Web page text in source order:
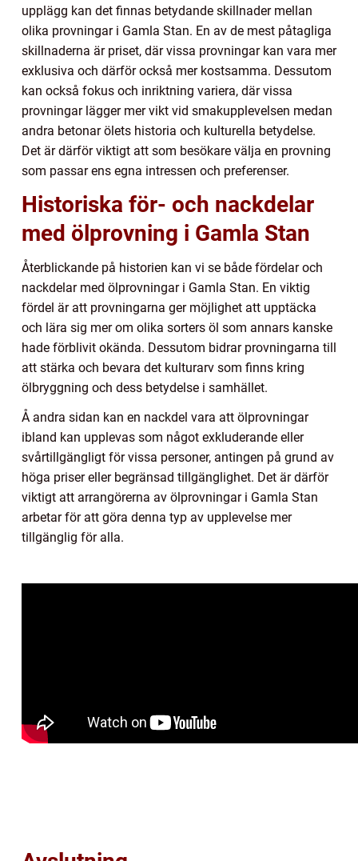
upplägg kan det finnas betydande skillnader mellan
olika provningar i Gamla Stan. En av de mest påtagliga
skillnaderna är priset, där vissa provningar kan vara mer
exklusiva och därför också mer kostsamma. Dessutom
kan också fokus och inriktning variera, där vissa
provningar lägger mer vikt vid smakupplevelsen medan
andra betonar ölets historia och kulturella betydelse.
Det är därför viktigt att som besökare välja en provning
som passar ens egna intressen och preferenser.
Historiska för- och nackdelar
med ölprovning i Gamla Stan
Återblickande på historien kan vi se både fördelar och
nackdelar med ölprovningar i Gamla Stan. En viktig
fördel är att provningarna ger möjlighet att upptäcka
och lära sig mer om olika sorters öl som annars kanske
hade förblivit okända. Dessutom bidrar provningarna till
att stärka och bevara det kulturarv som finns kring
ölbryggning och dess betydelse i samhället.
Å andra sidan kan en nackdel vara att ölprovningar
ibland kan upplevas som något exkluderande eller
svårtillgängligt för vissa personer, antingen på grund av
höga priser eller begränsad tillgänglighet. Det är därför
viktigt att arrangörerna av ölprovningar i Gamla Stan
arbetar för att göra denna typ av upplevelse mer
tillgänglig för alla.